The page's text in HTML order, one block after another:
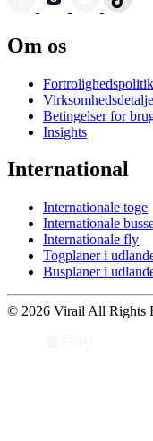
Om os
Fortrolighedspolitik
Betingelser for
Insights
International
Internationale toge
Internationale
Internationale fly
Togplaner i
Busplaner i
© 2026 Virail All Rights